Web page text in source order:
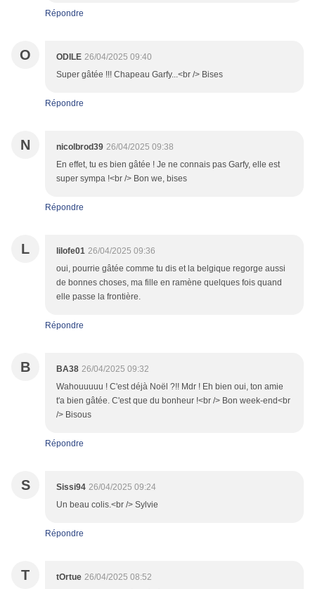
Répondre
O ODILE 26/04/2025 09:40
Super gâtée !!! Chapeau Garfy...<br /> Bises
Répondre
N nicolbrod39 26/04/2025 09:38
En effet, tu es bien gâtée ! Je ne connais pas Garfy, elle est
super sympa !<br /> Bon we, bises
Répondre
L lilofe01 26/04/2025 09:36
oui, pourrie gâtée comme tu dis et la belgique regorge aussi
de bonnes choses, ma fille en ramène quelques fois quand
elle passe la frontière.
Répondre
B BA38 26/04/2025 09:32
Wahouuuuu ! C'est déjà Noël ?!! Mdr ! Eh bien oui, ton amie
t'a bien gâtée. C'est que du bonheur !<br /> Bon week-end<br
/> Bisous
Répondre
S Sissi94 26/04/2025 09:24
Un beau colis.<br /> Sylvie
Répondre
T tOrtue 26/04/2025 08:52